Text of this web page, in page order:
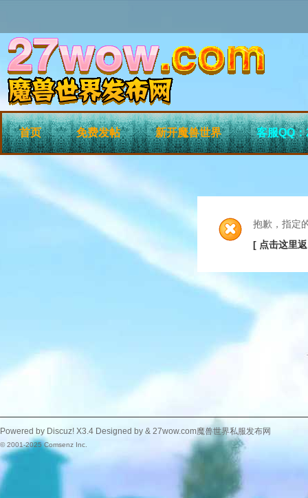
首页 免费发帖 新开魔兽世界 客服QQ
抱歉，指定
[ 点击这里
Powered by Discuz! X3.4 Designed by & 27wow.com魔兽世界私服发布网
© 2001-2025Comsenz Inc.